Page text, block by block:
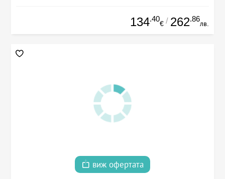
134.40
€ / 262.86
лв.
виж офертата